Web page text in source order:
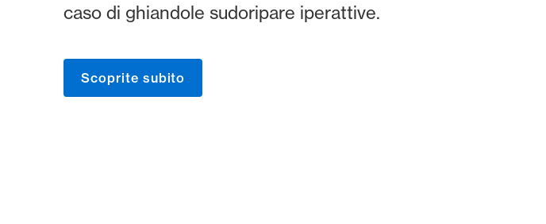
caso di ghiandole sudoripare iperattive.
Scoprite subito